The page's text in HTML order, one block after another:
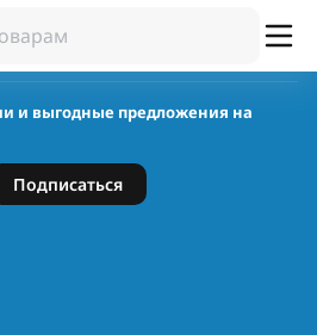
и выгодные предложения на
Подписаться